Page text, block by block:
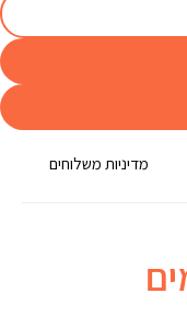
מדיניות משלוחים